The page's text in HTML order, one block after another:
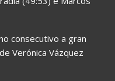
consecutivo a gran
Verónica Vázquez